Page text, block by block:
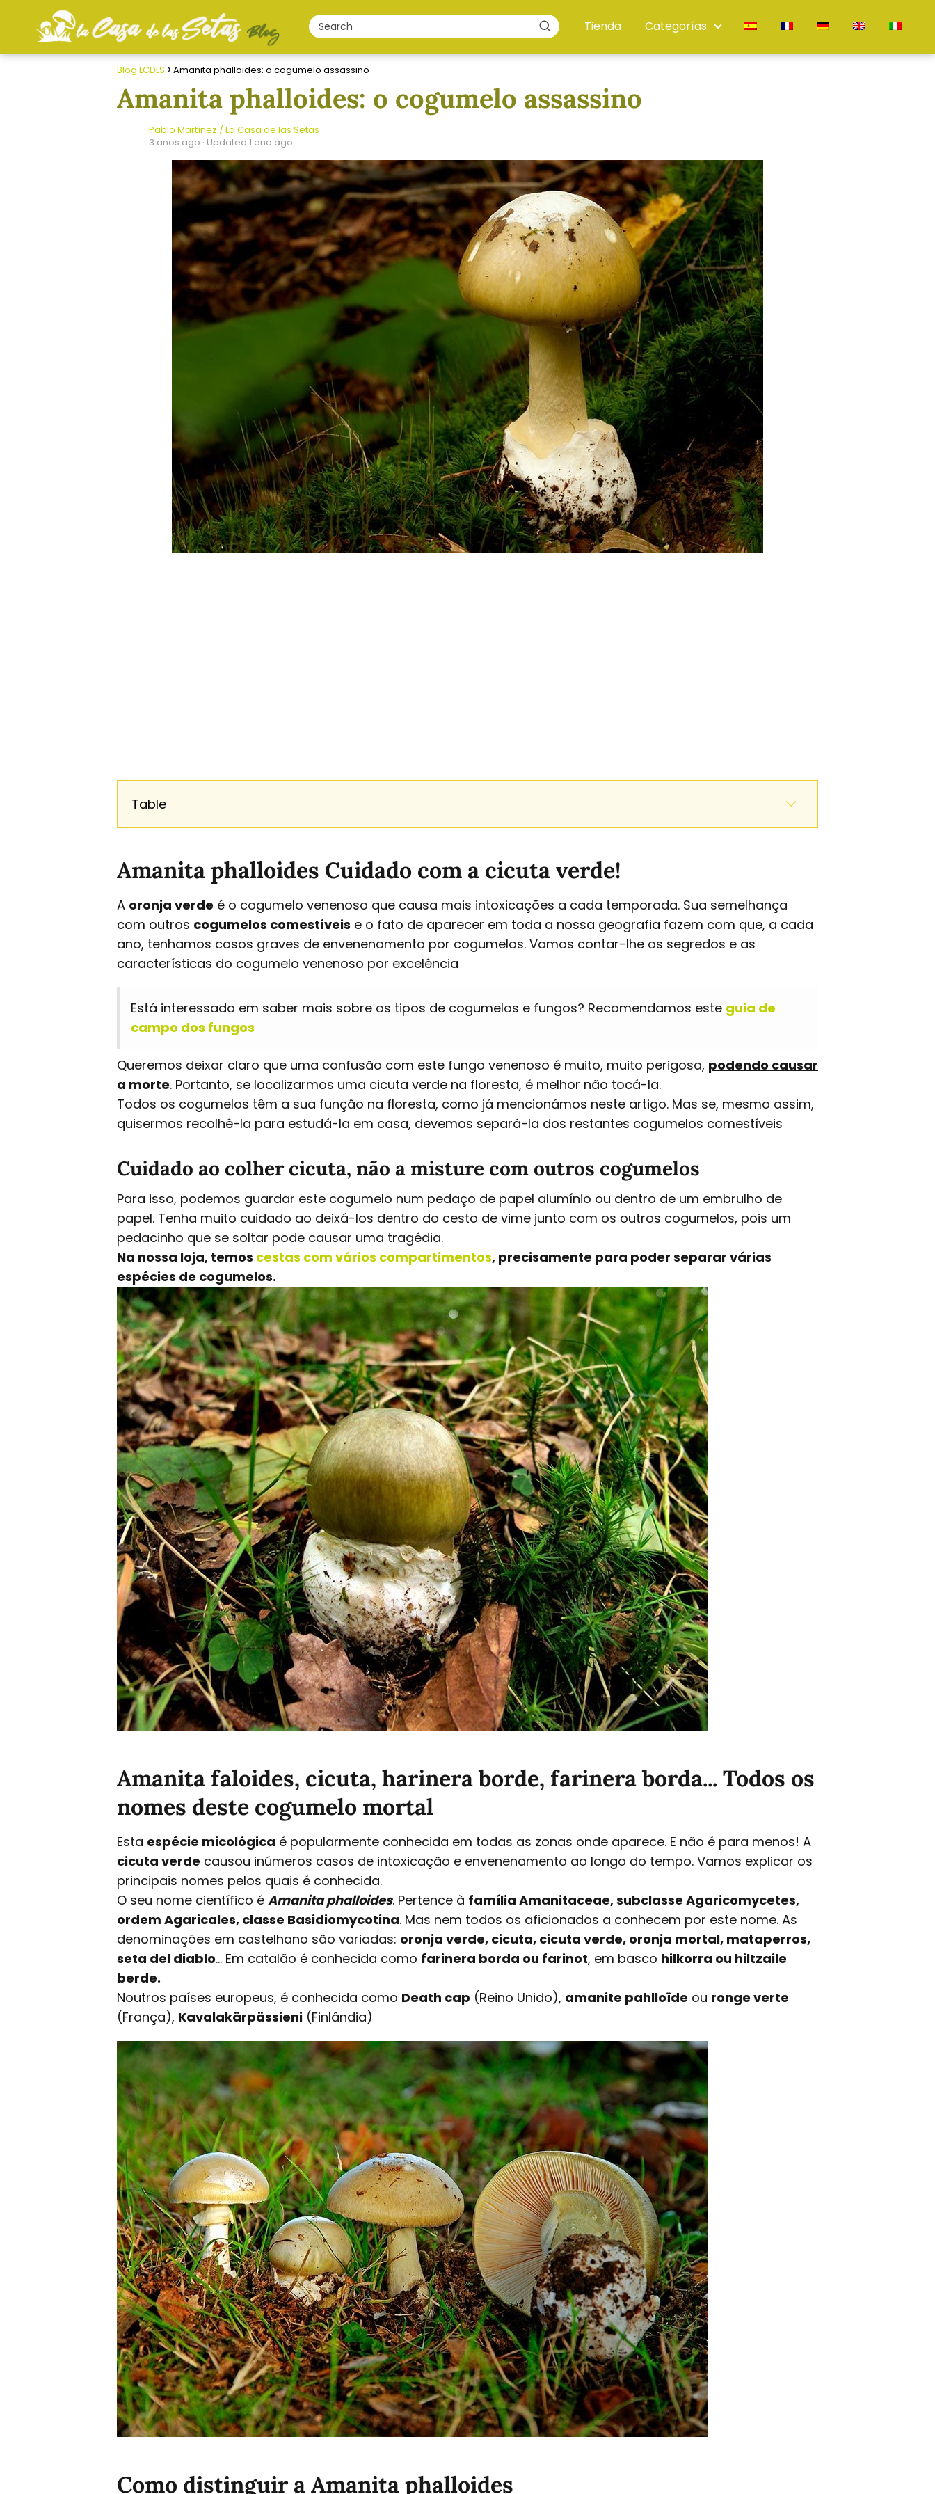
Tienda Categorías
Blog LCDLS Amanita phalloides: o cogumelo assassino
Amanita phalloides: o cogumelo assassino
Pablo Martínez / La Casa de las Setas
3 anos ago · Updated 1 ano ago
Table
Amanita phalloides Cuidado com a cicuta verde!
A oronja verde é o cogumelo venenoso que causa mais intoxicações a cada temporada. Sua semelhança
com outros cogumelos comestíveis e o fato de aparecer em toda a nossa geografia fazem com que, a cada
ano, tenhamos casos graves de envenenamento por cogumelos. Vamos contar-lhe os segredos e as
características do cogumelo venenoso por excelência
Está interessado em saber mais sobre os tipos de cogumelos e fungos? Recomendamos este guia de
campo dos fungos
Queremos deixar claro que uma confusão com este fungo venenoso é muito, muito perigosa, podendo causar
a morte. Portanto, se localizarmos uma cicuta verde na floresta, é melhor não tocá-la.
Todos os cogumelos têm a sua função na floresta, como já mencionámos neste artigo. Mas se, mesmo assim,
quisermos recolhê-la para estudá-la em casa, devemos separá-la dos restantes cogumelos comestíveis
Cuidado ao colher cicuta, não a misture com outros cogumelos
Para isso, podemos guardar este cogumelo num pedaço de papel alumínio ou dentro de um embrulho de
papel. Tenha muito cuidado ao deixá-los dentro do cesto de vime junto com os outros cogumelos, pois um
pedacinho que se soltar pode causar uma tragédia.
Na nossa loja, temos cestas com vários compartimentos, precisamente para poder separar várias
espécies de cogumelos.
Amanita faloides, cicuta, harinera borde, farinera borda... Todos os
nomes deste cogumelo mortal
Esta espécie micológica é popularmente conhecida em todas as zonas onde aparece. E não é para menos! A
cicuta verde causou inúmeros casos de intoxicação e envenenamento ao longo do tempo. Vamos explicar os
principais nomes pelos quais é conhecida.
O seu nome científico é Amanita phalloides. Pertence à família Amanitaceae, subclasse Agaricomycetes,
ordem Agaricales, classe Basidiomycotina. Mas nem todos os aficionados a conhecem por este nome. As
denominações em castelhano são variadas: oronja verde, cicuta, cicuta verde, oronja mortal, mataperros,
seta del diablo... Em catalão é conhecida como farinera borda ou farinot, em basco hilkorra ou hiltzaile
berde.
Noutros países europeus, é conhecida como Death cap (Reino Unido), amanite pahlloïde ou ronge verte
(França), Kavalakärpässieni (Finlândia)
Como distinguir a Amanita phalloides